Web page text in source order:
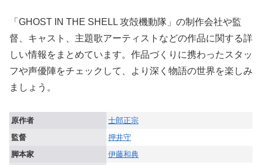
「GHOST IN THE SHELL 攻殻機動隊」の制作会社や監
督、キャスト、主題歌アーティストなどの作品に関する詳
しい情報をまとめています。作品づくりに携わったスタッ
フや声優陣をチェックして、より深く物語の世界を楽しみ
ましょう。
原作者
士郎正宗
監督
押井守
脚本家
伊藤和典